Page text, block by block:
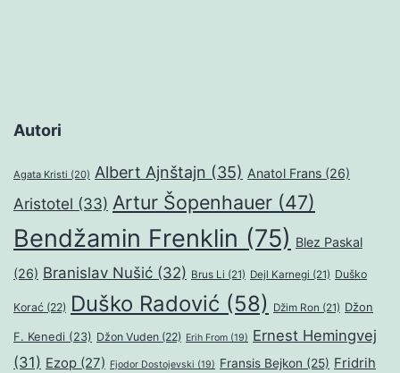
Autori
Agata Kristi (20) Albert Ajnštajn (35) Anatol Frans (26)
Aristotel (33) Artur Šopenhauer (47)
Bendžamin Frenklin (75) Blez Paskal
(26) Branislav Nušić (32) Brus Li (21) Dejl Karnegi (21) Duško
Korać (22) Duško Radović (58) Džim Ron (21) Džon
F. Kenedi (23) Džon Vuden (22) Erih From (19) Ernest Hemingvej
(31) Ezop (27) Fjodor Dostojevski (19) Fransis Bejkon (25) Fridrih